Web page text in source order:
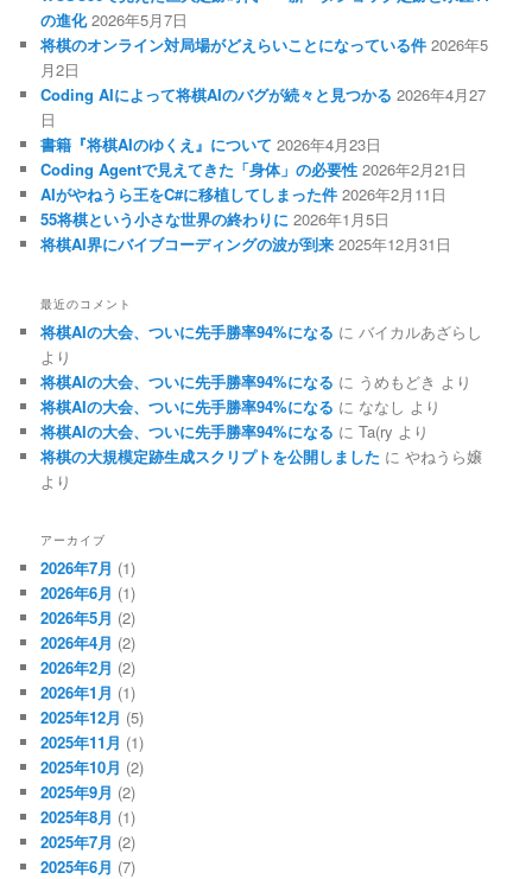
の進化 2026年5月7日
将棋のオンライン対局場がどえらいことになっている件 2026年5
月2日
Coding AIによって将棋AIのバグが続々と見つかる 2026年4月27
日
書籍『将棋AIのゆくえ』について 2026年4月23日
Coding Agentで見えてきた「身体」の必要性 2026年2月21日
AIがやねうら王をC#に移植してしまった件 2026年2月11日
55将棋という小さな世界の終わりに 2026年1月5日
将棋AI界にバイブコーディングの波が到来 2025年12月31日
最近のコメント
将棋AIの大会、ついに先手勝率94%になる に バイカルあざらし
より
将棋AIの大会、ついに先手勝率94%になる に うめもどき より
将棋AIの大会、ついに先手勝率94%になる に ななし より
将棋AIの大会、ついに先手勝率94%になる にTa(ry より
将棋の大規模定跡生成スクリプトを公開しました にやねうら嬢
より
アーカイブ
2026年7月 (1)
2026年6月 (1)
2026年5月 (2)
2026年4月 (2)
2026年2月 (2)
2026年1月 (1)
2025年12月 (5)
2025年11月 (1)
2025年10月 (2)
2025年9月 (2)
2025年8月 (1)
2025年7月 (2)
2025年6月 (7)